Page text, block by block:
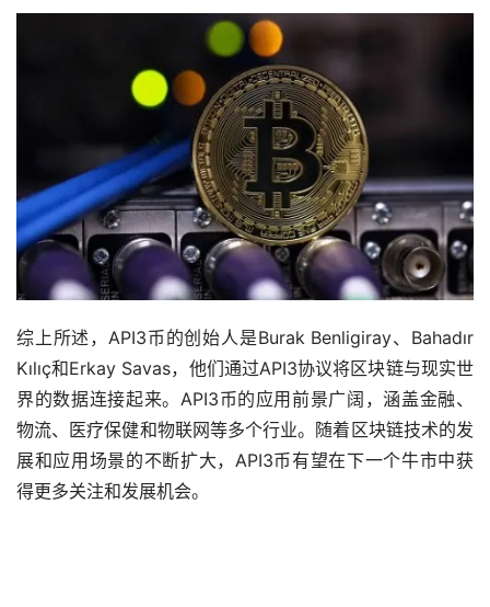
综上所述，API3币的创始人是Burak Benligiray、Bahadır
Kılıç和Erkay Savas，他们通过API3协议将区块链与现实世
界的数据连接起来。API3币的应用前景广阔，涵盖金融、
物流、医疗保健和物联网等多个行业。随着区块链技术的发
展和应用场景的不断扩大，API3币有望在下一个牛市中获
得更多关注和发展机会。